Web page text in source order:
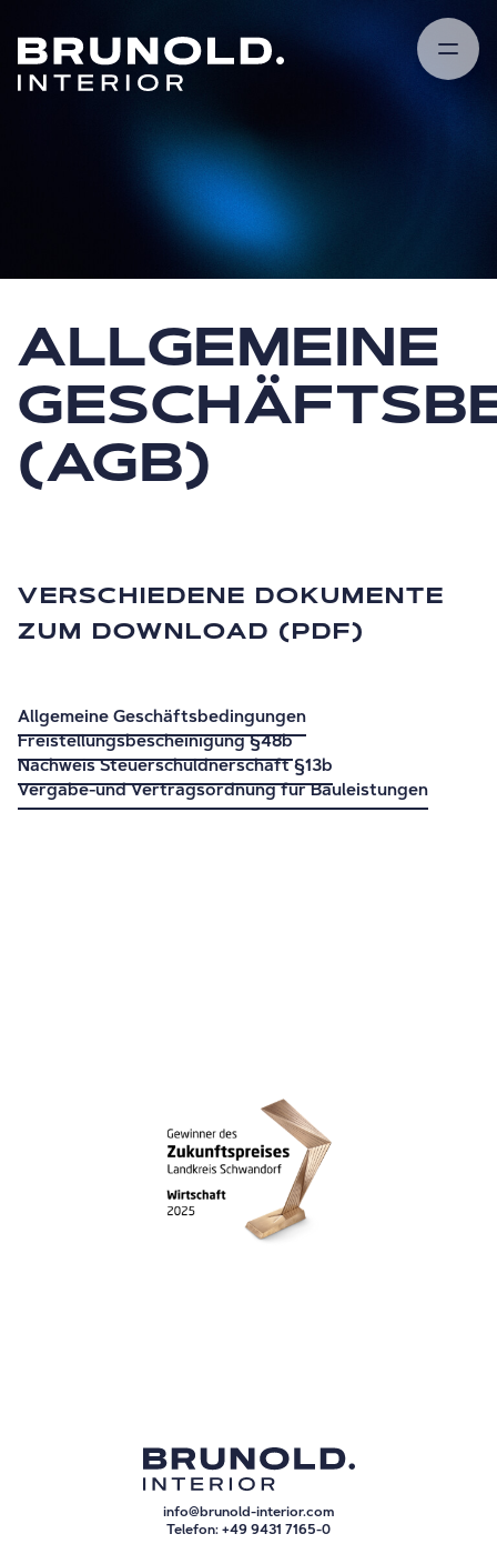
REFERENZEN.
ÜBER UNS.
KOOPERATIONEN.
ALLGEMEINE
(AGB)
VERSCHIEDENE DOKUMENTE
ZUM DOWNLOAD (PDF)
Allgemeine Geschäftsbedingungen
Freistellungsbescheinigung §48b
Nachweis Steuerschuldnerschaft §13b
Vergabe-und Vertragsordnung für Bauleistungen
info@brunold-interior.com
Telefon: +49 9431 7165-0